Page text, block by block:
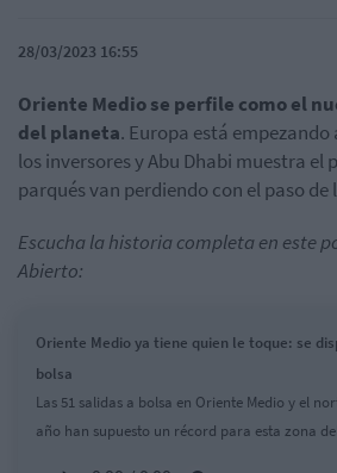
28/03/2023 16:55
Oriente Medio se perfile como el
del planeta. Europa está
los inversores y Abu Dhabi muestra el
parqués van perdiendo con el paso de
Escucha la historia completa en este
Abierto:
Oriente Medio ya tiene quien le toque: se
bolsa
Las 51 salidas a bolsa en Oriente Medio y el
año han supuesto un récord para esta zona